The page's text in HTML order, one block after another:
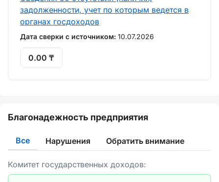
задолженности, учет по которым ведется в
органах госдоходов
Дата сверки с источником: 10.07.2026
0.00 ₸
Благонадежность предприятия
Все Нарушения Обратить внимание
Комитет государственных доходов: